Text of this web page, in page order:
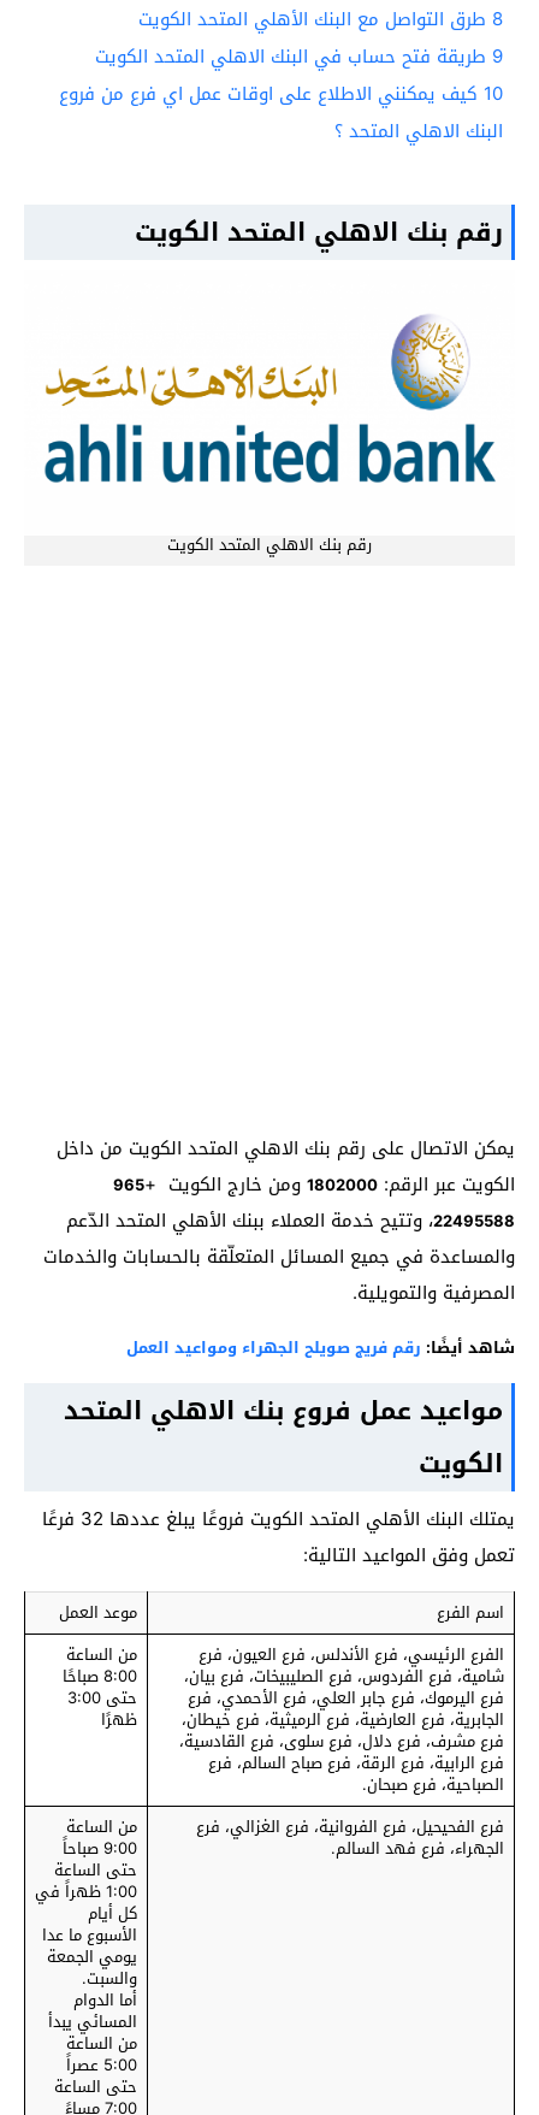
8 طرق التواصل مع البنك الأهلي المتحد الكويت
9 طريقة فتح حساب في البنك الاهلي المتحد الكويت
10 كيف يمكنني الاطلاع على اوقات عمل اي فرع من فروع
البنك الاهلي المتحد ؟
رقم بنك الاهلي المتحد الكويت
رقم بنك الاهلي المتحد الكويت
يمكن الاتصال على رقم بنك الاهلي المتحد الكويت من داخل
الكويت عبر الرقم: 1802000 ومن خارج الكويت +965
22495588، وتتيح خدمة العملاء ببنك الأهلي المتحد الدّعم
والمساعدة في جميع المسائل المتعلّقة بالحسابات والخدمات
المصرفية والتمويلية.
شاهد أيضًا: رقم فريج صويلح الجهراء ومواعيد العمل
مواعيد عمل فروع بنك الاهلي المتحد
الكويت
يمتلك البنك الأهلي المتحد الكويت فروعًا يبلغ عددها 32 فرعًا
تعمل وفق المواعيد التالية:
اسم الفرع
موعد العمل
الفرع الرئيسي، فرع الأندلس، فرع العيون، فرع
شامية، فرع الفردوس، فرع الصليبيخات، فرع بيان،
فرع اليرموك، فرع جابر العلي، فرع الأحمدي، فرع
الجابرية، فرع العارضية، فرع الرميثية، فرع خيطان،
فرع مشرف، فرع دلال، فرع سلوى، فرع القادسية،
فرع الرابية، فرع الرقة، فرع صباح السالم، فرع
الصباحية، فرع صبحان.
من الساعة
8:00 صباحًا
حتى 3:00
ظهرًا
فرع الفحيحيل، فرع الفروانية، فرع الغزالي، فرع
الجهراء، فرع فهد السالم.
من الساعة
9:00 صباحاً
حتى الساعة
1:00 ظهراً في
كل أيام
الأسبوع ما عدا
يومي الجمعة
والسبت.
أما الدوام
المسائي يبدأ
من الساعة
5:00 عصراً
حتى الساعة
7:00 مساءً